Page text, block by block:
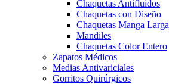
Chaquetas Antifluidos
Chaquetas con Diseño
Chaquetas Manga Larga
Mandiles
Chaquetas Color Entero
Zapatos Médicos
Medias Antivariciales
Gorritos Quirúrgicos